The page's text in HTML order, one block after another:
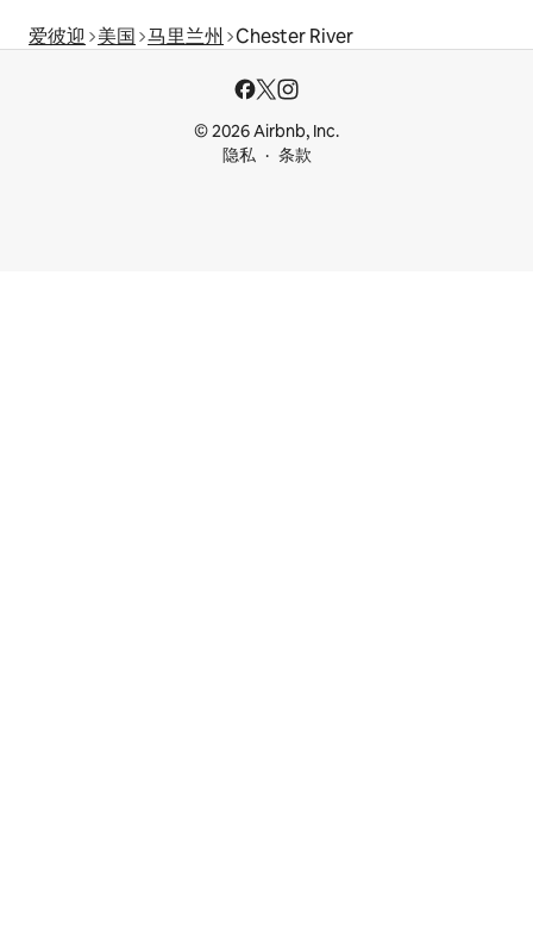
爱彼迎 美国 马里兰州 Chester River
© 2026 Airbnb, Inc.
隐私
条款